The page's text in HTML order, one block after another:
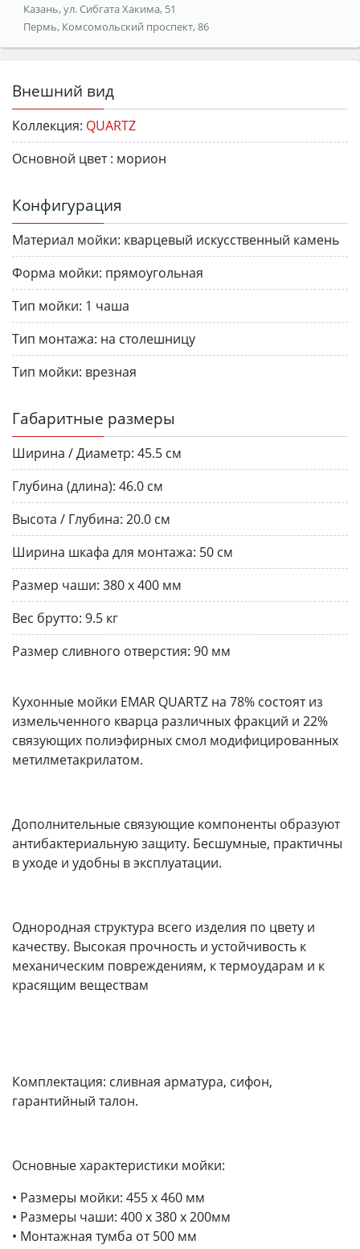
Казань, ул. Сибгата Хакима, 51
Пермь, Комсомольский проспект, 86
Внешний вид
Коллекция: QUARTZ
Основной цвет : морион
Конфигурация
Материал мойки: кварцевый искусственный камень
Форма мойки: прямоугольная
Тип мойки: 1 чаша
Тип монтажа: на столешницу
Тип мойки: врезная
Габаритные размеры
Ширина / Диаметр: 45.5 см
Глубина (длина): 46.0 см
Высота / Глубина: 20.0 см
Ширина шкафа для монтажа: 50 см
Размер чаши: 380 х 400 мм
Вес брутто: 9.5 кг
Размер сливного отверстия: 90 мм
Кухонные мойки EMAR QUARTZ на 78% состоят из
измельченного кварца различных фракций и 22%
связующих полиэфирных смол модифицированных
метилметакрилатом.
Дополнительные связующие компоненты образуют
антибактериальную защиту. Бесшумные, практичны
в уходе и удобны в эксплуатации.
Однородная структура всего изделия по цвету и
качеству. Высокая прочность и устойчивость к
механическим повреждениям, к термоударам и к
красящим веществам
Комплектация: сливная арматура, сифон,
гарантийный талон.
Основные характеристики мойки:
• Размеры мойки: 455 x 460 мм
• Размеры чаши: 400 x 380 х 200мм
• Монтажная тумба от 500 мм